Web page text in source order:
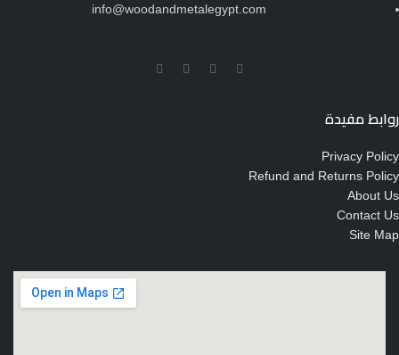
info@woodandmetalegypt.com
روابط مفيدة
Privacy Policy
Refund and Returns Policy
About Us
Contact Us
Site Map